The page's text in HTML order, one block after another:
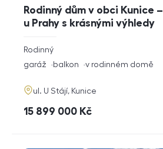
Rodinný dům v obci Kunice
u Prahy s krásnými výhledy
rozměry
dispozice
Rodinný
funkce
garáž balkon v rodinném domě
adresa
ul. U Stájí, Kunice
cena
15 899 000 Kč